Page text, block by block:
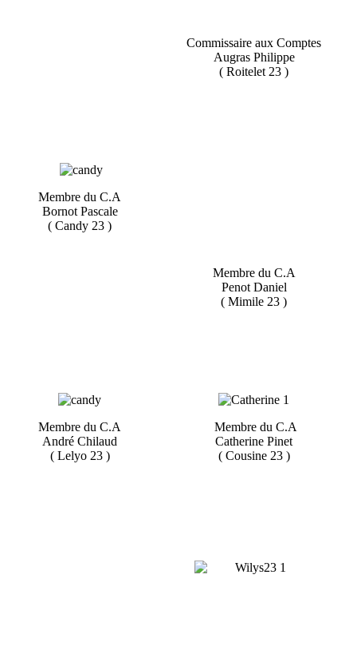
Commissaire aux Comptes
Augras Philippe
( Roitelet 23 )
Membre du C.A
Bornot Pascale
( Candy 23 )
Membre du C.A
Penot Daniel
( Mimile 23 )
Membre du C.A
André Chilaud
( Lelyo 23 )
Membre du C.A
Catherine Pinet
( Cousine 23 )